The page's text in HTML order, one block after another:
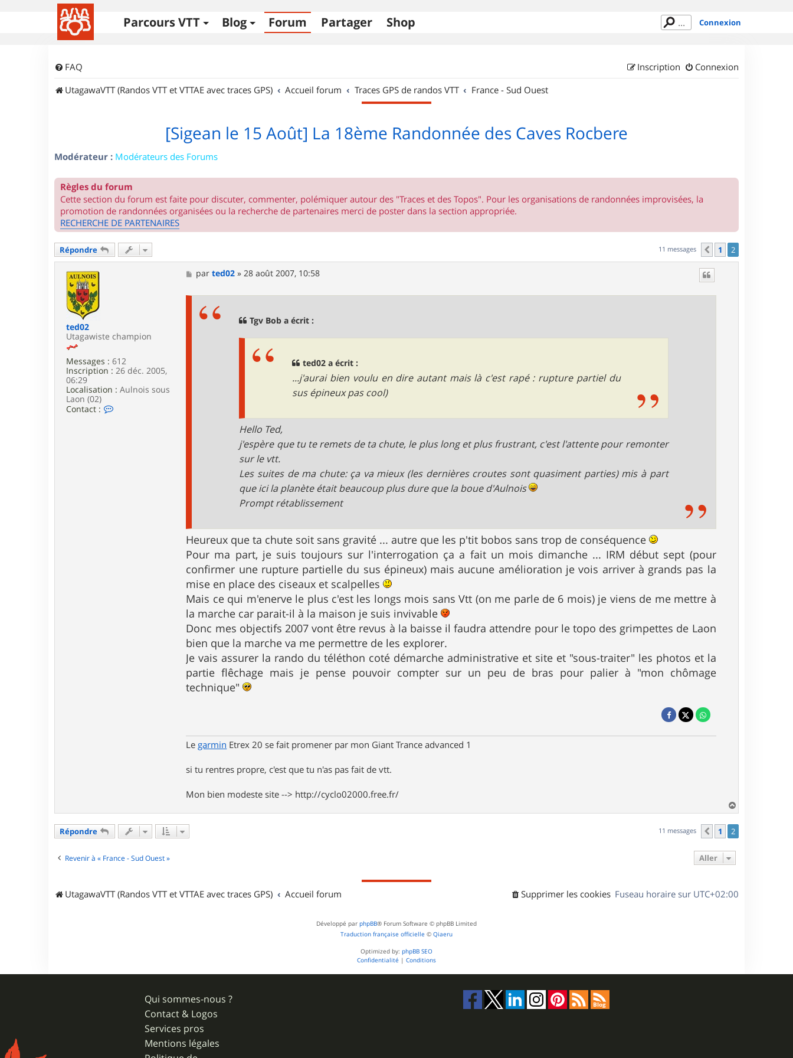
Parcours VTT Blog Forum Partager Shop Connexion
FAQ Connexion
Inscription
UtagawaVTT (Randos VTT et VTTAE avec traces GPS)
Accueil forum Traces GPS de randos VTT France - Sud Ouest
[Sigean le 15 Août] La 18ème Randonnée des Caves Rocbere
Modérateur : Modérateurs des Forums
Règles du forum
Cette section du forum est faite pour discuter, commenter, polémiquer autour des "Traces et des Topos". Pour les organisations de randonnées improvisées, la
promotion de randonnées organisées ou la recherche de partenaires merci de poster dans la section appropriée.
RECHERCHE DE PARTENAIRES
Répondre 11 messages Précédent
1 2
ted02
Utagawiste champion
Messages : 612
Inscription : 26 déc. 2005,
06:29
Localisation : Aulnois sous
Laon (02)
Contact :
M
e
parted02 »28 août 2007, 10:58
Tgv Bob a écrit :
ted02 a écrit :
...j'aurai bien voulu en dire autant mais là c'est rapé : rupture partiel du
sus épineux pas cool)
Hello Ted,
j'espère que tu te remets de ta chute, le plus long et plus frustrant, c'est l'attente pour remonter
sur le vtt.
Les suites de ma chute: ça va mieux (les dernières croutes sont quasiment parties) mis à part
que ici la planète était beaucoup plus dure que la boue d'Aulnois
Prompt rétablissement
Heureux que ta chute soit sans gravité ... autre que les p'tit bobos sans trop de conséquence
Pour ma part, je suis toujours sur l'interrogation ça a fait un mois dimanche ... IRM début sept (pour
confirmer une rupture partielle du sus épineux) mais aucune amélioration je vois arriver à grands pas la
mise en place des ciseaux et scalpelles
Mais ce qui m'enerve le plus c'est les longs mois sans Vtt (on me parle de 6 mois) je viens de me mettre à
la marche car parait-il à la maison je suis invivable
Donc mes objectifs 2007 vont être revus à la baisse il faudra attendre pour le topo des grimpettes de Laon
bien que la marche va me permettre de les explorer.
Je vais assurer la rando du téléthon coté démarche administrative et site et "sous-traiter" les photos et la
partie flêchage mais je pense pouvoir compter sur un peu de bras pour palier à "mon chômage
technique"
Le garmin Etrex 20 se fait promener par mon Giant Trance advanced 1
si tu rentres propre, c'est que tu n'as pas fait de vtt.
Mon bien modeste site --> http://cyclo02000.free.fr/
a
u
Répondre 11 messages Précédent
1 2
Revenir à « France - Sud Ouest » Aller
UtagawaVTT (Randos VTT et VTTAE avec traces GPS) Accueil forum Fuseau horaire sur UTC+02:00
Supprimer les cookies
Développé par phpBB® Forum Software © phpBB Limited
Traduction française officielle © Qiaeru
Optimized by: phpBB SEO
Confidentialité | Conditions
Qui sommes-nous ?
Contact & Logos
Services pros
Mentions légales